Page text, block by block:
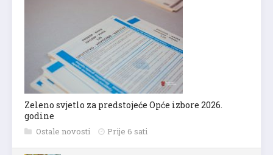
Zeleno svjetlo za predstojeće Opće izbore 2026.
godine
Ostale novosti Prije 6 sati